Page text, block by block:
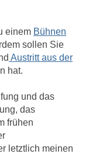
einem Bühnen
sollen Sie
Austritt aus der
hat.
und das
das
frühen
letztlich meinen